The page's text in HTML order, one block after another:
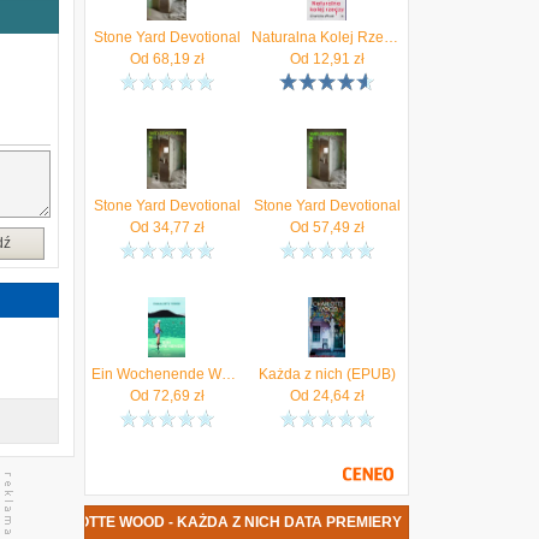
Stone Yard Devotional
Od 68,19 zł
Naturalna Kolej Rzeczy - Charlotte Wood
Od 12,91 zł
Stone Yard Devotional
Od 34,77 zł
Stone Yard Devotional
Od 57,49 zł
Ein Wochenende Wood, Charlotte
Od 72,69 zł
Każda z nich (EPUB)
Od 24,64zł
CHARLOTTE WOOD - KAŻDA Z NICH DATA PREMIERY